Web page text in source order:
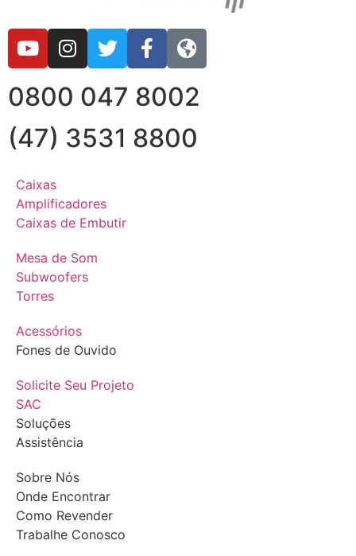
0800 047 8002
(47) 3531 8800
Caixas
Amplificadores
Caixas de Embutir
Mesa de Som
Subwoofers
Torres
Acessórios
Fones de Ouvido
Solicite Seu Projeto
SAC
Soluções
Assistência
Sobre Nós
Onde Encontrar
Como Revender
Trabalhe Conosco